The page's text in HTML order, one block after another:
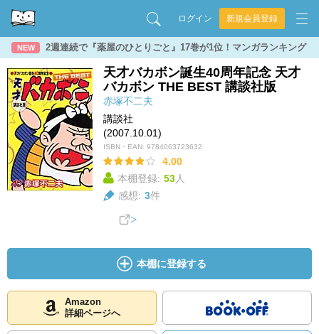
ログイン 新規会員登録
NEW 2週連続で『薬屋のひとりごと』17巻が1位！マンガランキング
天才バカボン誕生40周年記念 天才
バカボン THE BEST 講談社版
赤塚不二夫
講談社
(2007.10.01)
ISBN・EAN: 9784063723632
4.00
本棚登録: 53人
感想: 3件
本棚に登録する
Amazon
詳細ページへ